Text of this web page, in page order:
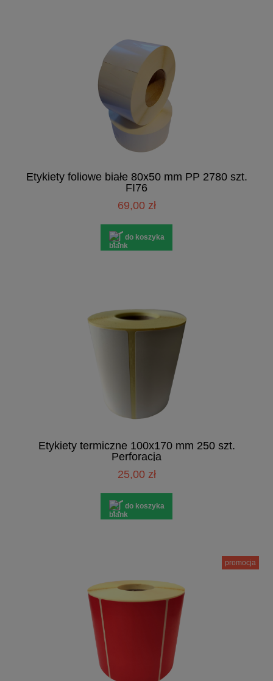
Etykiety foliowe białe 80x50 mm PP 2780 szt.
FI76
69,00 zł
do koszyka
Etykiety termiczne 100x170 mm 250 szt.
Perforacja
25,00 zł
do koszyka
promocja